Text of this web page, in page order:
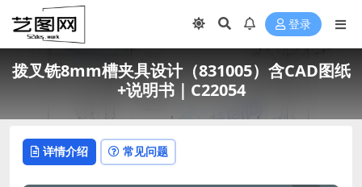
登录
拨叉铣8mm槽夹具设计（831005）含CAD图纸
+说明书｜C22054
详情介绍 常见问题